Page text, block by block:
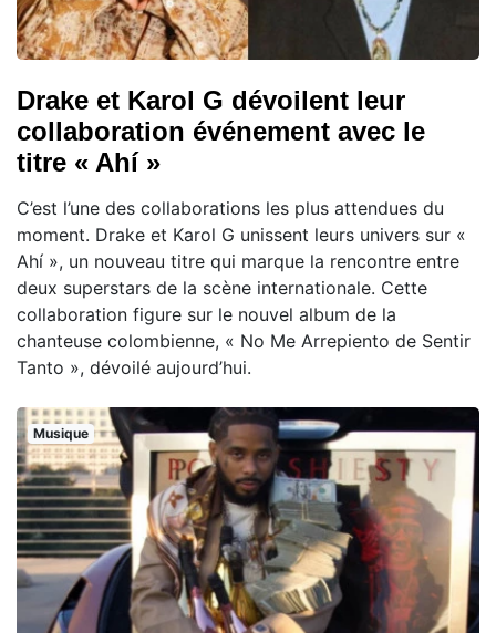
Drake et Karol G dévoilent leur
collaboration événement avec le
titre « Ahí »
C’est l’une des collaborations les plus attendues du
moment. Drake et Karol G unissent leurs univers sur «
Ahí », un nouveau titre qui marque la rencontre entre
deux superstars de la scène internationale. Cette
collaboration figure sur le nouvel album de la
chanteuse colombienne, « No Me Arrepiento de Sentir
Tanto », dévoilé aujourd’hui.
Musique